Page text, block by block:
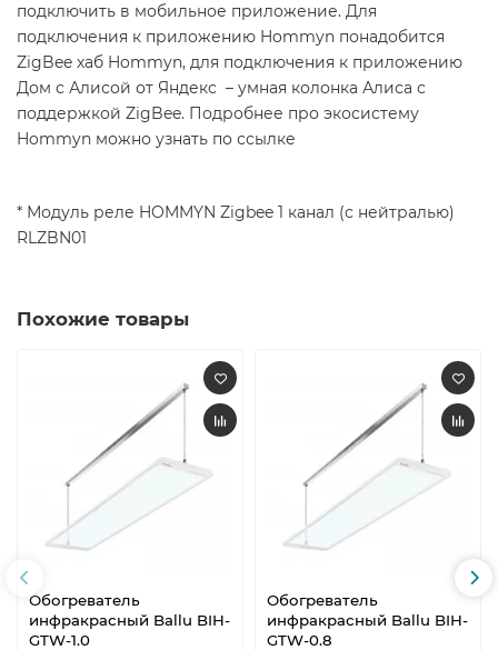
подключить в мобильное приложение. Для
подключения к приложению Hommyn понадобится
ZigBee хаб Hommyn, для подключения к приложению
Дом с Алисой от Яндекс – умная колонка Алиса с
поддержкой ZigBee. Подробнее про экосистему
Hommyn можно узнать по ссылке
* Модуль реле HOMMYN Zigbee 1 канал (с нейтралью)
RLZBN01
Похожие товары
Обогреватель
инфракрасный Ballu BIH-
GTW-1.0
Обогреватель
инфракрасный Ballu BIH-
GTW-0.8